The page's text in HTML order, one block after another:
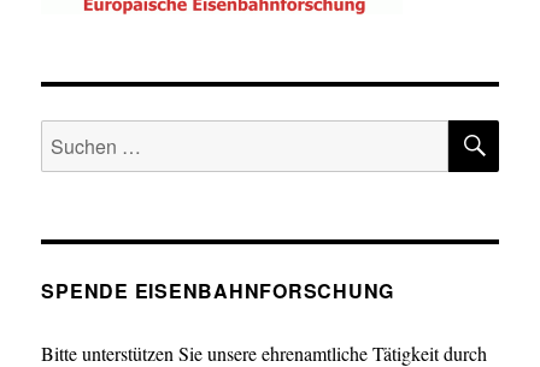
Suche
nach:
SPENDE EISENBAHNFORSCHUNG
Bitte unterstützen Sie unsere ehrenamtliche Tätigkeit durch